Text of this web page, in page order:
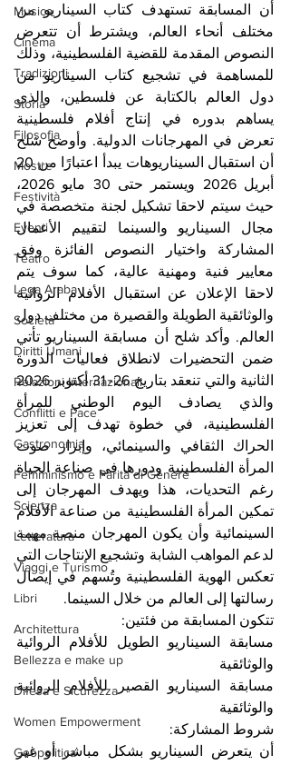
Musica
Cinema
Tradizioni
Storia
Filosofia
Mostre
Festività
Eventi
Teatro
Lega Araba
Società
Diritti Umani
Relazioni Internazionali
Conflitti e Pace
Gastronomia
Femminismo e Parità di Genere
Scienza
Letteratura
Viaggi e Turismo
Libri
Architettura
Bellezza e make up
Difesa e Sicurezza
Women Empowerment
Geopolitica
أن المسابقة تستهدف كتاب السيناريو من
للمساهمة في تشجيع كتاب السيناريو من
دول العالم بالكتابة عن فلسطين، والذي
تعرض في المهرجانات الدولية. وأوضح شلح
أن استقبال السيناريوهات يبدأ اعتبارًا من 20
حيث سيتم لاحقا تشكيل لجنة متخصصة في
مجال السيناريو والسينما لتقييم الأعمال
لاحقا الإعلان عن استقبال الأفلام الروائية
والوثائقية الطويلة والقصيرة من مختلف دول
ضمن التحضيرات لانطلاق فعاليات الدورة
الثانية والتي تنعقد بتاريخ 26- 31 أكتوبر 2026
الحراك الثقافي والسينمائي، وإبراز صوت
المرأة الفلسطينية ودورها في صناعة الحياة
تمكين المرأة الفلسطينية من صناعة الأفلام
السينمائية وأن يكون المهرجان منصة مهمة
رسالتها إلى العالم من خلال السينما.
تتكون المسابقة من فئتين:
والوثائقية
مسابقة السيناريو القصير للأفلام الروائية
والوثائقية
شروط المشاركة:
أن يتعرض السيناريو بشكل مباشر أو غير